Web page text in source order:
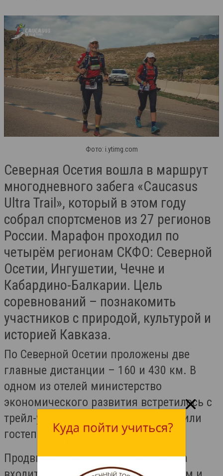
Фото: i.ytimg.com
Северная Осетия вошла в маршрут
многодневного забега «Caucasus
Ultra Trail», который в этом году
собрал спортсменов из 27 регионов
России. Марафон проходил по
четырём регионам СКФО: Северной
Осетии, Ингушетии, Чечне и
Кабардино-Балкарии. Цель
соревнований – познакомить
участников с природой, культурой и
историей Кавказа.
По Северной Осетии проложены две
главные дистанции – 160 и 430 км. В
одном из отелей министерство
экономического развития встретилось с
трейл-участниками, которые отметили
гостеприимство местных жителей.
Продвижение событийного туризма